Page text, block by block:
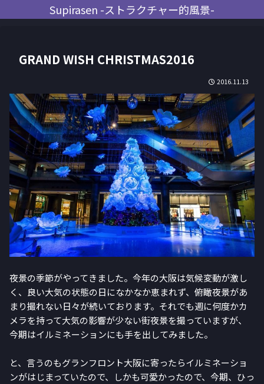
Supirasen -ストラクチャー的風景-
GRAND WISH CHRISTMAS2016
2016.11.13
夜景の季節がやってきました。今年の大阪は気候変動が激し
く、良い大気の状態の日になかなか恵まれず、俯瞰夜景があ
まり撮れない日々が続いております。それでも週に何度かカ
メラを持って大気の影響が少ない街夜景を撮っていますが、
今期はイルミネーションにも手を出してみました。
と、言うのもグランフロント大阪に寄ったらイルミネーショ
ンがはじまっていたので、しかも可愛かったので、今期、ひっ